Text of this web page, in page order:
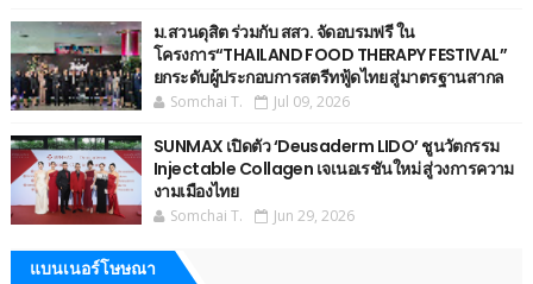
ม.สวนดุสิต ร่วมกับ สสว. จัดอบรมฟรี ใน
โครงการ“THAILAND FOOD THERAPY FESTIVAL”
ยกระดับผู้ประกอบการสตรีทฟู้ดไทย สู่มาตรฐานสากล
Somchai T. Jul 09, 2026
SUNMAX เปิดตัว ‘Deusaderm LIDO’ ชูนวัตกรรม
Injectable Collagen เจเนอเรชันใหม่ สู่วงการความ
งามเมืองไทย
Somchai T. Jun 29, 2026
แบนเนอร์โษษณา